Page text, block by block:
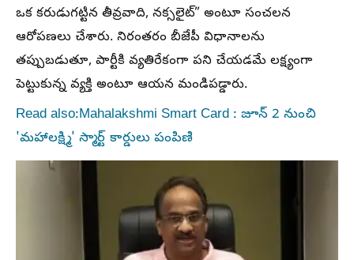
ఒక కరుడుగట్టిన తీవ్రవాది, నక్సలైట్” అంటూ సంచలన
ఆరోపణలు చేశారు. నిరంతరం బీజేపీ విధానాలను
తప్పుబడుతూ, పార్టీకి వ్యతిరేకంగా పని చేయడమే లక్ష్యంగా
పెట్టుకున్న వ్యక్తి అంటూ ఆయన మండిపడ్డారు.
Read also:Mahalakshmi Smart Card : జూన్ 2 నుంచి
'మహాలక్ష్మి' స్మార్ట్ కార్డులు పంపిణి